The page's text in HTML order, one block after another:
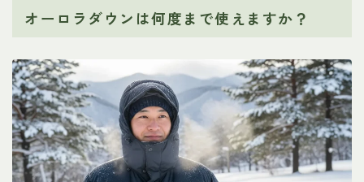
オーロラダウンは何度まで使えますか？